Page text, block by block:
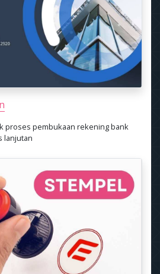
proses pembukaan rekening bank
lanjutan